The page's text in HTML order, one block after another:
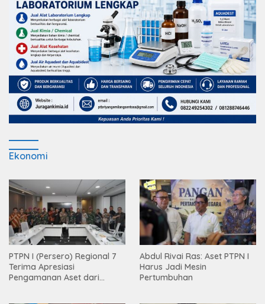
Ekonomi
PTPN I (Persero) Regional 7
Terima Apresiasi
Pengamanan Aset dari
Abdul Rivai Ras: Aset PTPN I
Harus Jadi Mesin
Pertumbuhan